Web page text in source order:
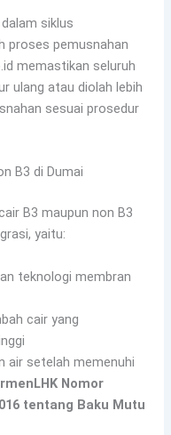
siklus
proses pemusnahan
memastikan seluruh
ulang atau diolah lebih
sesuai prosedur
B3 di Dumai
B3 maupun non B3
yaitu:
teknologi membran
cair yang
air setelah memenuhi
Nomor
tentang Baku Mutu